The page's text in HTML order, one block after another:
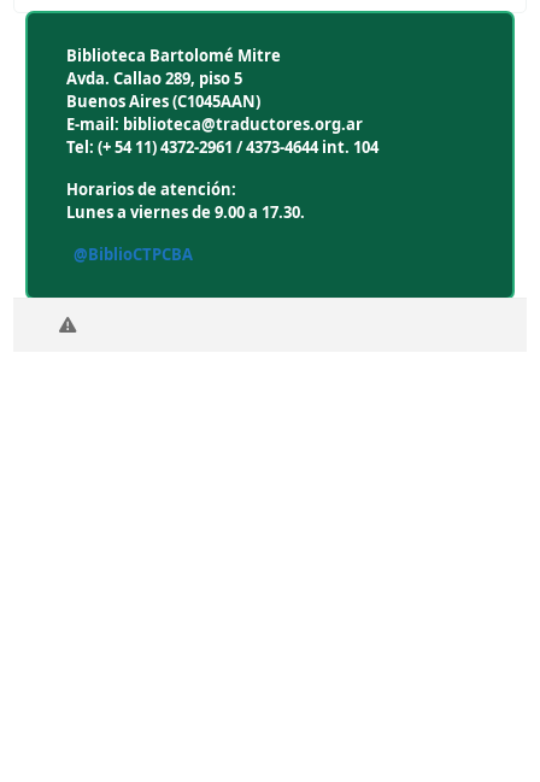
Biblioteca Bartolomé Mitre
Avda. Callao 289, piso 5
Buenos Aires (C1045AAN)
E-mail: biblioteca@traductores.org.ar
Tel: (+ 54 11) 4372-2961 / 4373-4644 int. 104
Horarios de atención:
Lunes a viernes de 9.00 a 17.30.
@BiblioCTPCBA